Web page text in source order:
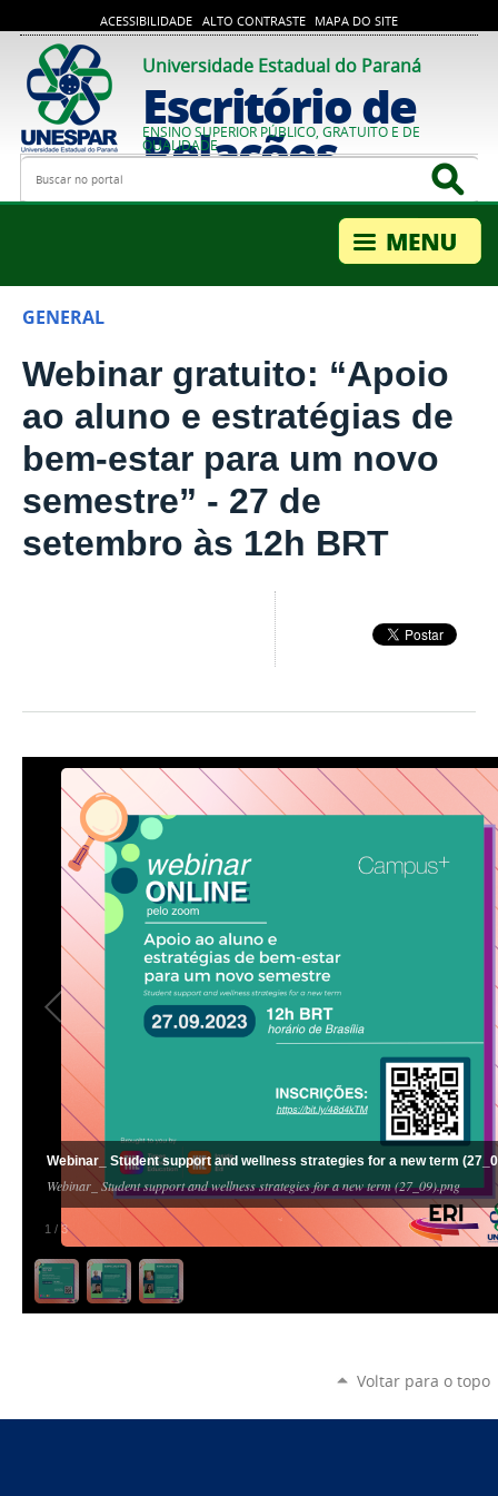
ACESSIBILIDADE ALTO CONTRASTE MAPA DO SITE
Universidade Estadual do Paraná
Escritório de
Relações
Internacionais
ENSINO SUPERIOR PÚBLICO, GRATUITO E DE
QUALIDADE
Busca
GENERAL
Webinar gratuito: “Apoio
ao aluno e estratégias de
bem-estar para um novo
semestre” - 27 de
setembro às 12h BRT
1 / 3
Webinar_ Student support and wellness strategies for a new term
Webinar_ Student support and wellness strategies for a new term (27_09).png
Voltar para o topo